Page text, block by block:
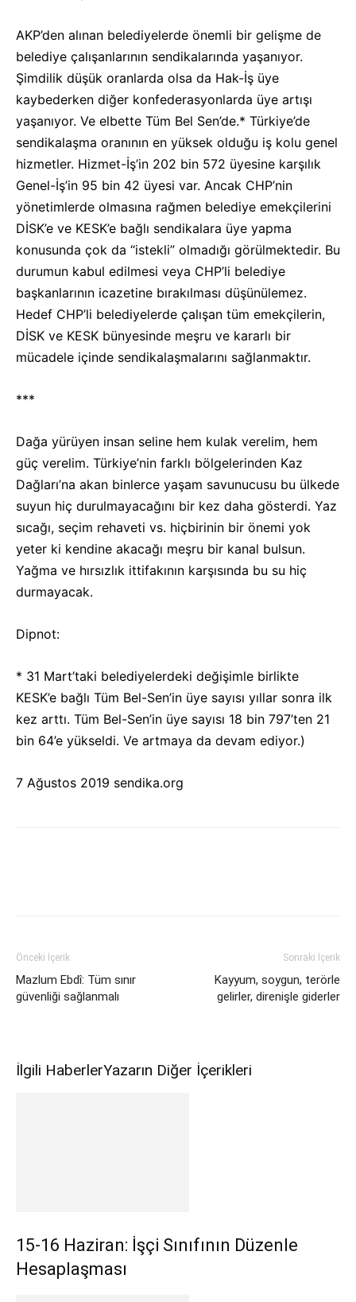
AKP’den alınan belediyelerde önemli bir gelişme de
belediye çalışanlarının sendikalarında yaşanıyor.
Şimdilik düşük oranlarda olsa da Hak-İş üye
kaybederken diğer konfederasyonlarda üye artışı
yaşanıyor. Ve elbette Tüm Bel Sen’de.* Türkiye’de
sendikalaşma oranının en yüksek olduğu iş kolu genel
hizmetler. Hizmet-İş’in 202 bin 572 üyesine karşılık
Genel-İş’in 95 bin 42 üyesi var. Ancak CHP’nin
yönetimlerde olmasına rağmen belediye emekçilerini
DİSK’e ve KESK’e bağlı sendikalara üye yapma
konusunda çok da “istekli” olmadığı görülmektedir. Bu
durumun kabul edilmesi veya CHP’li belediye
başkanlarının icazetine bırakılması düşünülemez.
Hedef CHP’li belediyelerde çalışan tüm emekçilerin,
DİSK ve KESK bünyesinde meşru ve kararlı bir
mücadele içinde sendikalaşmalarını sağlanmaktır.
***
Dağa yürüyen insan seline hem kulak verelim, hem
güç verelim. Türkiye’nin farklı bölgelerinden Kaz
Dağları’na akan binlerce yaşam savunucusu bu ülkede
suyun hiç durulmayacağını bir kez daha gösterdi. Yaz
sıcağı, seçim rehaveti vs. hiçbirinin bir önemi yok
yeter ki kendine akacağı meşru bir kanal bulsun.
Yağma ve hırsızlık ittifakının karşısında bu su hiç
durmayacak.
Dipnot:
* 31 Mart’taki belediyelerdeki değişimle birlikte
KESK’e bağlı Tüm Bel-Sen’in üye sayısı yıllar sonra ilk
kez arttı. Tüm Bel-Sen’in üye sayısı 18 bin 797’ten 21
bin 64’e yükseldi. Ve artmaya da devam ediyor.)
7 Ağustos 2019 sendika.org
Önceki İçerik
Mazlum Ebdî: Tüm sınır
güvenliği sağlanmalı
Sonraki İçerik
Kayyum, soygun, terörle
gelirler, direnişle giderler
İlgili HaberlerYazarın Diğer İçerikleri
15-16 Haziran: İşçi Sınıfının Düzenle
Hesaplaşması